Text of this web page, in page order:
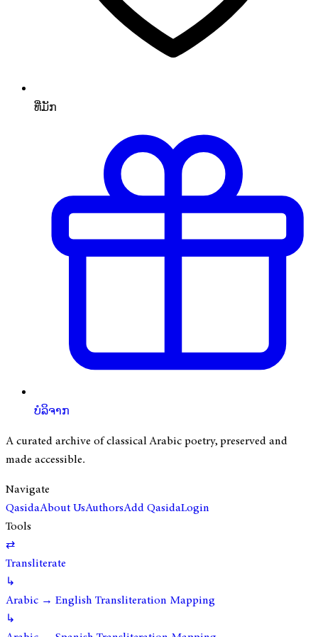
ທີ່ມັກ
ບໍລິຈາກ
A curated archive of classical Arabic poetry, preserved and
made accessible.
Navigate
QasidaAbout UsAuthorsAdd QasidaLogin
Tools
⇄
Transliterate
↳
Arabic → English Transliteration Mapping
↳